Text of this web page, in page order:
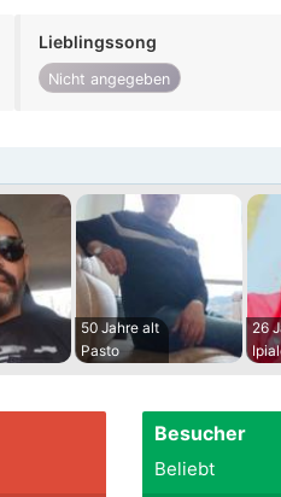
Lieblingssong
Nicht angegeben
50 Jahre alt
Pasto
26
Besucher
Beliebt